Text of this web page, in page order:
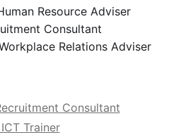
Resource Adviser
Consultant
Relations Adviser
Consultant
Trainer